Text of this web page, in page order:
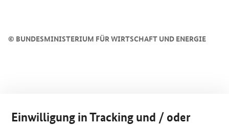
© BUNDESMINISTERIUM FÜR WIRTSCHAFT UND ENERGIE
Einwilligung in Tracking und / oder